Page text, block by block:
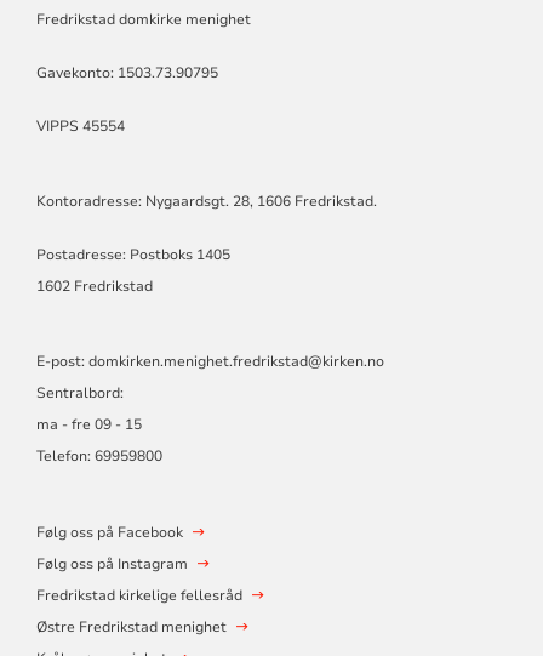
Fredrikstad domkirke menighet
Gavekonto: 1503.73.90795
VIPPS 45554
Kontoradresse: Nygaardsgt. 28, 1606 Fredrikstad.
Postadresse: Postboks 1405
1602 Fredrikstad
E-post: domkirken.menighet.fredrikstad@kirken.no
Sentralbord:
ma - fre 09 - 15
Telefon: 69959800
Følg oss på Facebook
Følg oss på Instagram
Fredrikstad kirkelige fellesråd
Østre Fredrikstad menighet